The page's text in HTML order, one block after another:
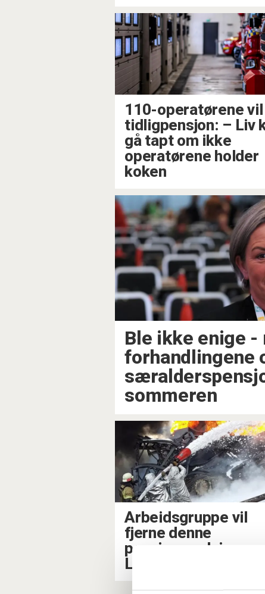
110-operatørene vil
tidligpensjon: –⁠ Liv
gå tapt om ikke
operatørene holder
koken
Ble ikke enige -
forhandlingene
sommeren
Arbeidsgruppe vil
fjerne denne
pensjonsordningen.
Les hvorfor